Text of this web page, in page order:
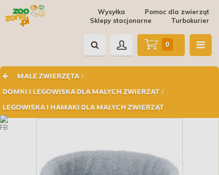
Pomoc dla zwierząt
Wysyłka
Turbokurier
Sklepy stacjonarne
MAŁE ZWIERZĘTA /
DOMKI I LEGOWISKA DLA MAŁYCH ZWIERZĄT /
LEGOWISKA I HAMAKI DLA MAŁYCH ZWIERZĄT
0